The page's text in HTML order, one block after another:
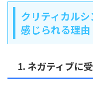
クリティカル
感じられる理由
1. ネガティブに